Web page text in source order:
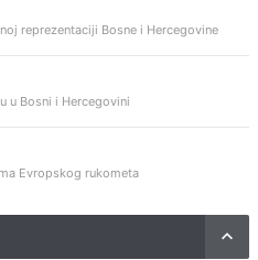
reprezentaciji Bosne i Hercegovine
u Bosni i Hercegovini
Evropskog rukometa